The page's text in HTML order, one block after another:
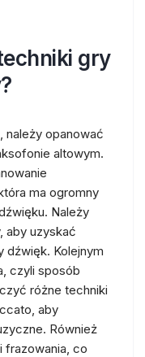
gry
należy opanować
altowym.
ma ogromny
Należy
aby uzyskać
dźwięk. Kolejnym
czyli sposób
różne techniki
aby
Również
frazowania, co